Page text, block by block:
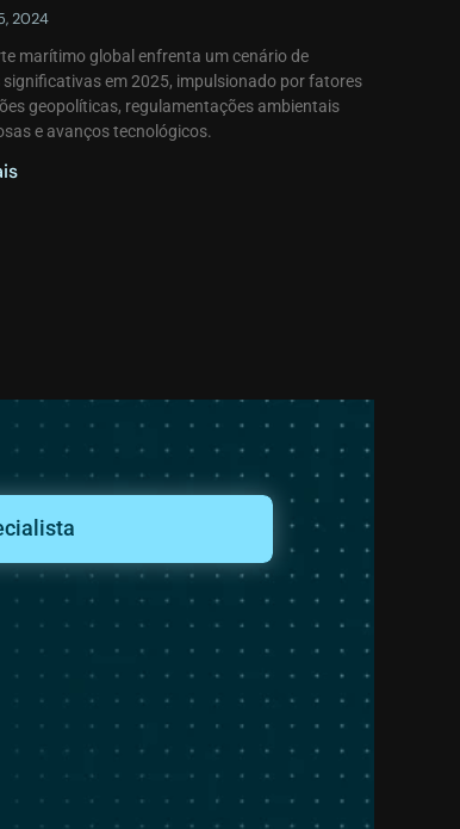
2024
marítimo global enfrenta um cenário de
em 2025, impulsionado por fatores
geopolíticas, regulamentações ambientais
e avanços tecnológicos.